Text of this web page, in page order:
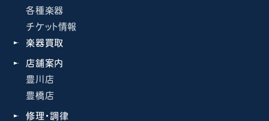
各種楽器
チケット情報
楽器買取
店舗案内
豊川店
豊橋店
修理・調律